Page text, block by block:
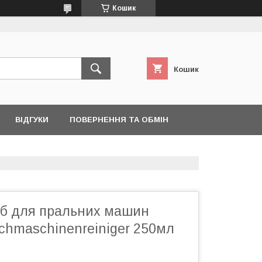
Кошик
Кошик
ВІДГУКИ ПОВЕРНЕННЯ ТА ОБМІН
для пральних машин
250мл